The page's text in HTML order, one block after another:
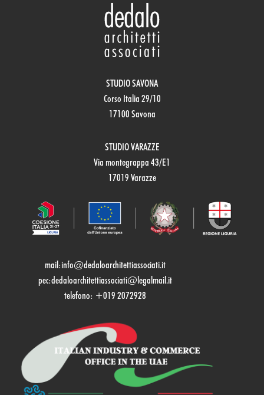
STUDIO SAVONA
Corso Italia 29/10
17100 Savona
STUDIO VARAZZE
Via montegrappa 43/E1
17019 Varazze
mail:info@dedaloarchitettiassociati.it
pec:dedaloarchitettiassociati@legalmail.it
telefono: +019 2072928